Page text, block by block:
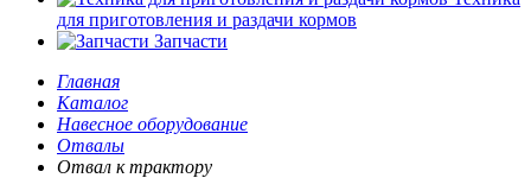
для приготовления и раздачи кормов
Запчасти
Главная
Каталог
Навесное оборудование
Отвалы
Отвал к трактору